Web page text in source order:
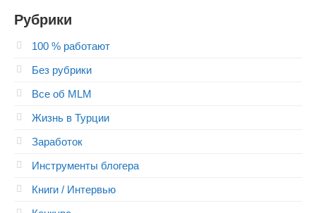
Рубрики
100 % работают
Без рубрики
Все об MLM
Жизнь в Турции
Заработок
Инструменты блогера
Книги / Интервью